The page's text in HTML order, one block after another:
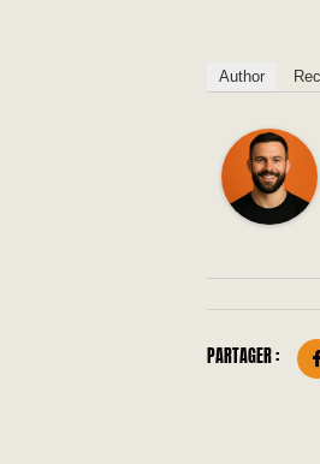
Author
PARTAGER :